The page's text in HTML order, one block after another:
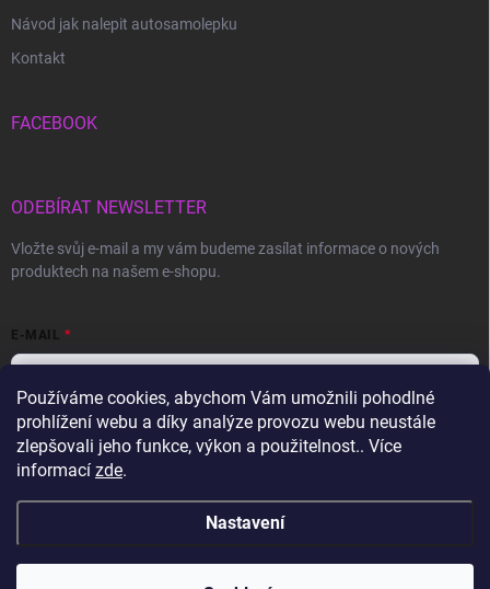
Používáme cookies, abychom Vám umožnili pohodlné
prohlížení webu a díky analýze provozu webu neustále
zlepšovali jeho funkce, výkon a použitelnost.. Více
informací zde.
Nastavení
Návod jak nalepit autosamolepku
Kontakt
FACEBOOK
ODEBÍRAT NEWSLETTER
Vložte svůj e-mail a my vám budeme zasílat informace o nových
produktech na našem e-shopu.
E-MAIL
Vložením e-mailu souhlasíte spodmínkami ochrany osobních údajů
Přihlásit se
Gravon.cz . Všechna práva vyhrazena.